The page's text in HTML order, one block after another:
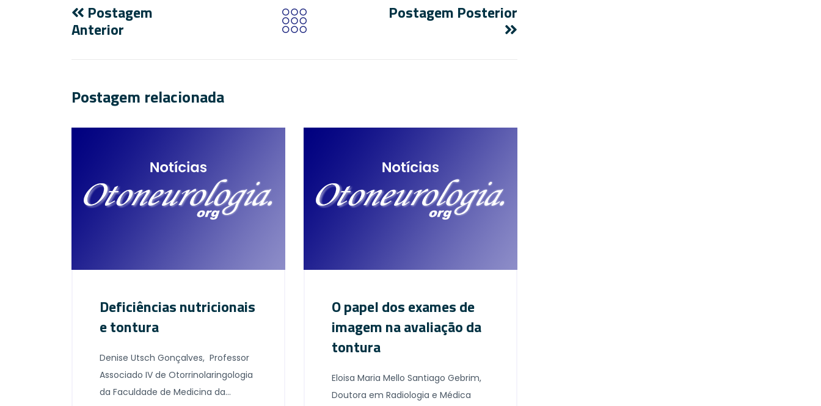
Postagem
Anterior
Postagem Posterior
Postagem relacionada
Deficiências nutricionais
e tontura
Denise Utsch Gonçalves, Professor
Associado IV de Otorrinolaringologia
da Faculdade de Medicina da
O papel dos exames de
imagem na avaliação da
tontura
Eloisa Maria Mello Santiago Gebrim,
Doutora em Radiologia e Médica